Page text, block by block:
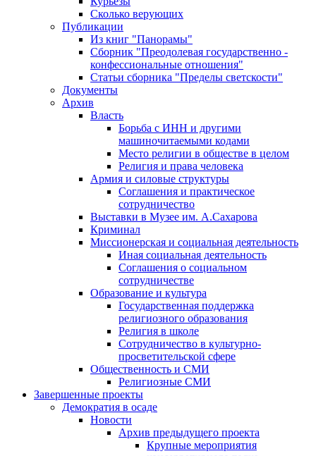
Сколько верующих
Публикации
Из книг "Панорамы"
Сборник "Преодолевая государственно -
конфессиональные отношения"
Статьи сборника "Пределы светскости"
Документы
Архив
Власть
Борьба с ИНН и другими
машиночитаемыми кодами
Место религии в обществе в целом
Религия и права человека
Армия и силовые структуры
Соглашения и практическое
сотрудничество
Выставки в Музее им. А.Сахарова
Криминал
Миссионерская и социальная деятельность
Иная социальная деятельность
Соглашения о социальном
сотрудничестве
Образование и культура
Государственная поддержка
религиозного образования
Религия в школе
Сотрудничество в культурно-
просветительской сфере
Общественность и СМИ
Религиозные СМИ
Завершенные проекты
Демократия в осаде
Новости
Архив предыдущего проекта
Крупные мероприятия